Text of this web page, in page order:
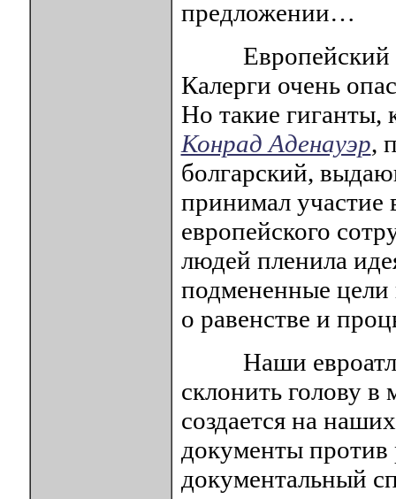
предложении…
Европейский
Калерги очень
Но такие гиганты,
Конрад Аденауэр,
болгарский,
принимал участие
европейского
людей пленила
подмененные
о равенстве и
Наши
склонить голову
создается на
документы против
документальный